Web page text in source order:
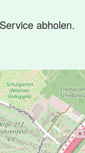
abholen.